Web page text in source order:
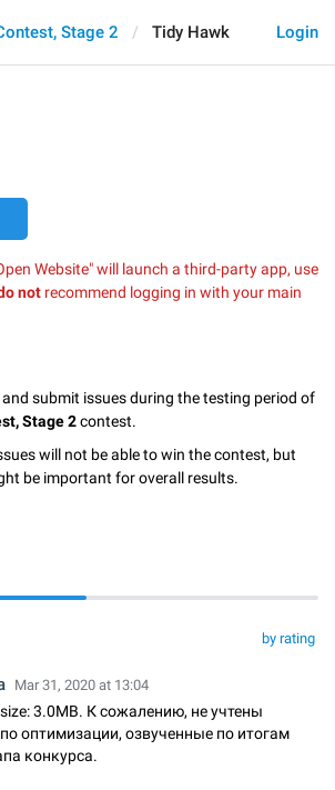
Login
Stage 2 Tidy Hawk
Website" will launch a third-party app, use
not recommend logging in with your main
submit issues during the testing period of
Stage 2contest.
will not be able to win the contest, but
be important for overall results.
by rating
Mar 31, 2020 at 13:04
3.0MB. К сожалению, не учтены
оптимизации, озвученные по итогам
конкурса.